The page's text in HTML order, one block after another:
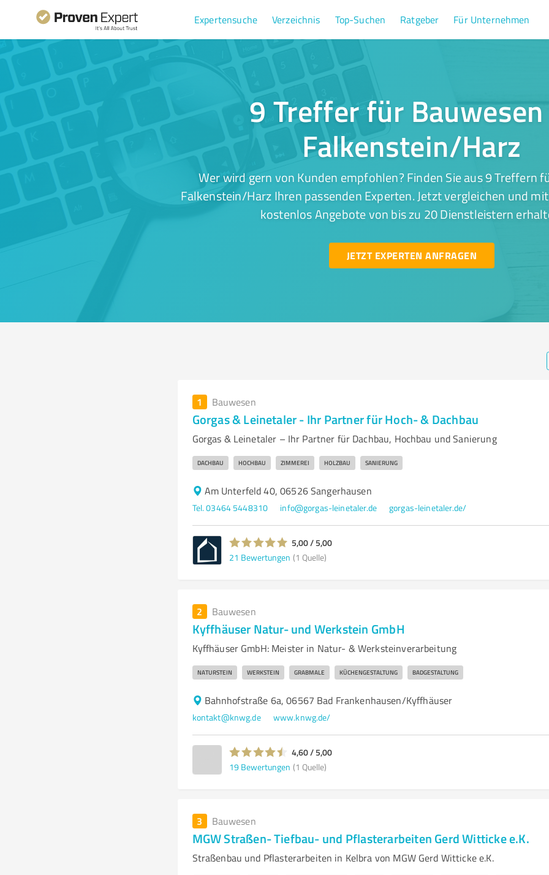
Expertensuche Verzeichnis Top-Suchen Ratgeber Für Unternehmen
9 Treffer für
Falkenstein/Harz
Wer wird gern von Kunden empfohlen? Finden Sie aus 9 Treffern
Falkenstein/Harz Ihren passenden Experten. Jetzt vergleichen und
kostenlos Angebote von bis zu 20 Dienstleistern
JETZT EXPERTEN ANFRAGEN
1 Bauwesen
Gorgas & Leinetaler - Ihr Partner für Hoch- & Dachbau
Gorgas & Leinetaler – Ihr Partner für Dachbau, Hochbau und Sanierung
DACHBAU HOCHBAU ZIMMEREI HOLZBAU SANIERUNG
Am Unterfeld 40, 06526 Sangerhausen
Tel. 03464 5448310 info@gorgas-leinetaler.de gorgas-leinetaler.de/
5,00 / 5,00
21 Bewertungen (1 Quelle)
2 Bauwesen
Kyffhäuser Natur- und Werkstein GmbH
Kyffhäuser GmbH: Meister in Natur- & Werksteinverarbeitung
NATURSTEIN WERKSTEIN GRABMALE KÜCHENGESTALTUNG BADGESTALTUNG
Bahnhofstraße 6a, 06567 Bad Frankenhausen/Kyffhäuser
kontakt@knwg.de www.knwg.de/
4,60 / 5,00
19 Bewertungen (1 Quelle)
3 Bauwesen
MGW Straßen- Tiefbau- und Pflasterarbeiten Gerd Witticke e.K.
Straßenbau und Pflasterarbeiten in Kelbra von MGW Gerd Witticke e.K.